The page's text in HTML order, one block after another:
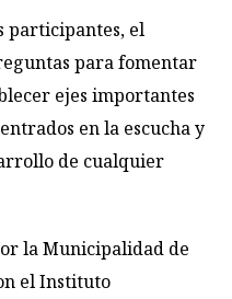
participantes, el
para fomentar
ejes importantes
en la escucha y
de cualquier
la Municipalidad de
el Instituto